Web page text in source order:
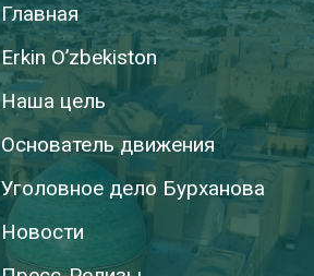
Главная
Erkin O’zbekiston
Наша цель
Основатель движения
Уголовное дело Бурханова
Новости